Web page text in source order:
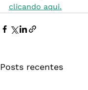
clicando aqui.
Posts recentes